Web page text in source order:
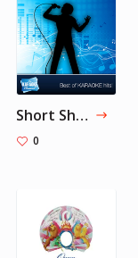
Short Shorts (Originally Performed by the Royal Teens) [Karaoke Version] — The Karaoke Channel
0